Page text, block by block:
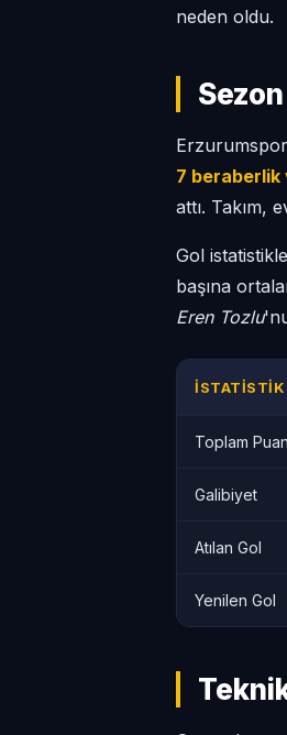
neden oldu.
7 beraberlik
attı. Takım,
Gol
başına
Eren Tozlu
İSTATISTIK
Toplam Puan
Galibiyet
Atılan Gol
Yenilen Gol